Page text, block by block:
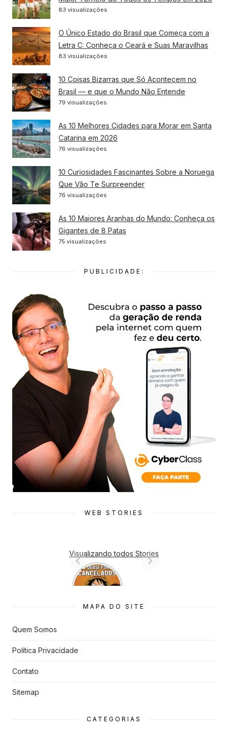
83 visualizações
O Único Estado do Brasil que Começa com a
Letra C: Conheça o Ceará e Suas Maravilhas
83 visualizações
10 Coisas Bizarras que Só Acontecem no
Brasil — e que o Mundo Não Entende
79 visualizações
As 10 Melhores Cidades para Morar em Santa
Catarina em 2026
76 visualizações
10 Curiosidades Fascinantes Sobre a Noruega
Que Vão Te Surpreender
76 visualizações
As 10 Maiores Aranhas do Mundo: Conheça os
Gigantes de 8 Patas
75 visualizações
PUBLICIDADE:
WEB STORIES
Visualizando todos Stories
7 Animes
que quase
s
MAPA DO SITE
Quem Somos
Política Privacidade
Contato
Sitemap
CATEGORIAS